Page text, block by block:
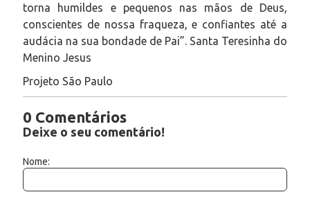
torna humildes e pequenos nas mãos de Deus,
conscientes de nossa fraqueza, e confiantes até a
audácia na sua bondade de Pai”. Santa Teresinha do
Menino Jesus
Projeto São Paulo
0 Comentários
Deixe o seu comentário!
Nome: